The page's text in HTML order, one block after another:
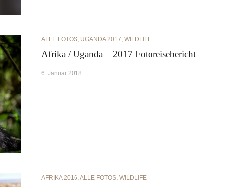
ALLE FOTOS, UGANDA 2017, WILDLIFE
Afrika / Uganda – 2017 Fotoreisebericht
6. Januar 2018
AFRIKA 2016,ALLE FOTOS, WILDLIFE